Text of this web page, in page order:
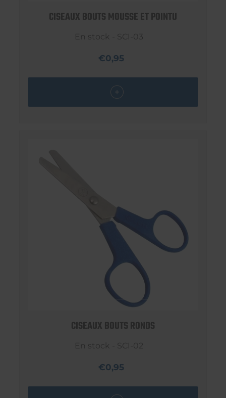
CISEAUX BOUTS MOUSSE ET POINTU
En stock - SCI-03
€0,95
CISEAUX BOUTS RONDS
En stock - SCI-02
€0,95